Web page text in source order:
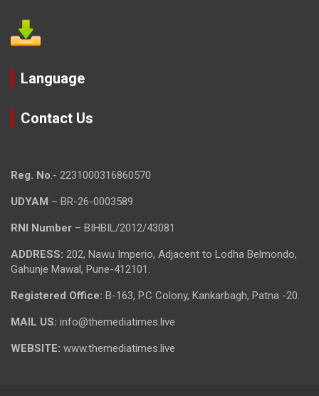
Language
Contact Us
Reg. No.- 2231000316860570
UDYAM – BR-26-0003589
RNI Number – BIHBIL/2012/43081
ADDRESS: 202, Nawu Imperio, Adjacent to Lodha Belmondo,
Gahunje Mawal, Pune-412101.
Registered Office: B-163, P.C Colony, Kankarbagh, Patna -20.
MAIL US: info@themediatimes.live
WEBSITE: www.themediatimes.live